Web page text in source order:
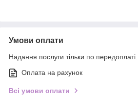
Умови оплати
Надання послуги тільки по передоплаті.
Оплата на рахунок
Всі умови оплати